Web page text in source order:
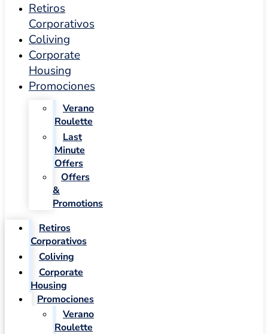
Retiros
Corporativos
Coliving
Corporate
Housing
Promociones
Verano
Roulette
Last
Minute
Offers
Offers
&
Promotions
Retiros
Corporativos
Coliving
Corporate
Housing
Promociones
Verano
Roulette